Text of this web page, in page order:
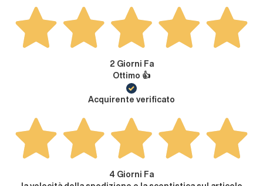
2 Giorni Fa
Ottimo 👍
Acquirente verificato
4 Giorni Fa